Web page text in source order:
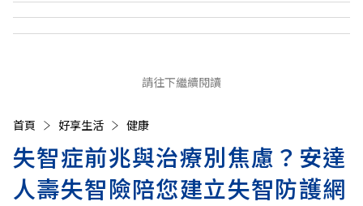
請往下繼續閱讀
首頁 好享生活 健康
失智症前兆與治療別焦慮？安達
人壽失智險陪您建立失智防護網